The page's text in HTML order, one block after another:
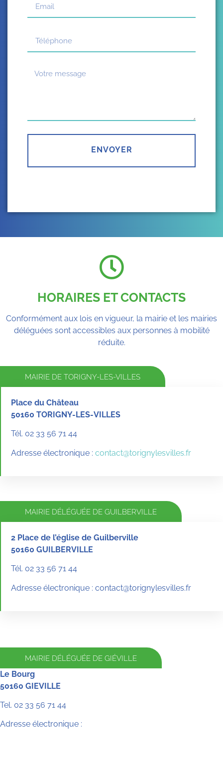
ENVOYER
HORAIRES ET CONTACTS​
Conformément aux lois en vigueur, la mairie et les mairies
déléguées sont accessibles aux personnes à mobilité
réduite.
MAIRIE DE TORIGNY-LES-VILLES
Place du Château
50160 TORIGNY-LES-VILLES
Tél. 02 33 56 71 44
Adresse électronique : contact@torignylesvilles.fr
MAIRIE DÉLÉGUÉE DE GUILBERVILLE
2 Place de l’église de Guilberville
50160 GUILBERVILLE
Tél. 02 33 56 71 44
Adresse électronique : contact@torignylesvilles.fr
MAIRIE DÉLÉGUÉE DE GIÉVILLE
Le Bourg
50160 GIEVILLE
Tel. 02 33 56 71 44
Adresse électronique :